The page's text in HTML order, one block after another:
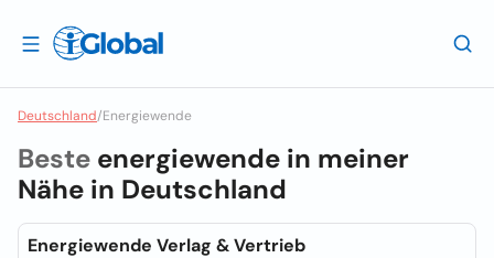
Deutschland/Energiewende
Beste energiewende in meiner
Nähe in Deutschland
Energiewende Verlag & Vertrieb